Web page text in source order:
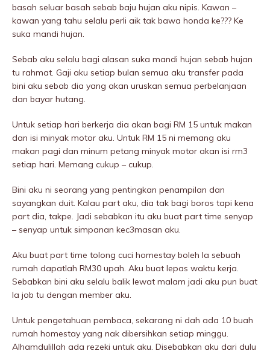
basah seluar basah sebab baju hujan aku nipis. Kawan –
kawan yang tahu selalu perli aik tak bawa honda ke??? Ke
suka mandi hujan.
Sebab aku selalu bagi alasan suka mandi hujan sebab hujan
tu rahmat. Gaji aku setiap bulan semua aku transfer pada
bini aku sebab dia yang akan uruskan semua perbelanjaan
dan bayar hutang.
Untuk setiap hari berkerja dia akan bagi RM 15 untuk makan
dan isi minyak motor aku. Untuk RM 15 ni memang aku
makan pagi dan minum petang minyak motor akan isi rm3
setiap hari. Memang cukup – cukup.
Bini aku ni seorang yang pentingkan penampilan dan
sayangkan duit. Kalau part aku, dia tak bagi boros tapi kena
part dia, takpe. Jadi sebabkan itu aku buat part time senyap
– senyap untuk simpanan kec3masan aku.
Aku buat part time tolong cuci homestay boleh la sebuah
rumah dapatlah RM30 upah. Aku buat lepas waktu kerja.
Sebabkan bini aku selalu balik lewat malam jadi aku pun buat
la job tu dengan member aku.
Untuk pengetahuan pembaca, sekarang ni dah ada 10 buah
rumah homestay yang nak dibersihkan setiap minggu.
Alhamdulillah ada rezeki untuk aku. Disebabkan aku dari dulu